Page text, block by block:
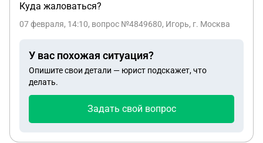
Куда жаловаться?
07 февраля, 14:10, вопрос №4849680, Игорь, г. Москва
У вас похожая ситуация?
Опишите свои детали — юрист подскажет, что
делать.
Задать свой вопрос